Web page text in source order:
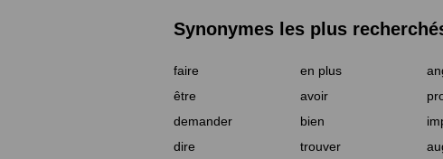
Synonymes les plus
faire en plus
être
avoir
demander
bien
dire
trouver